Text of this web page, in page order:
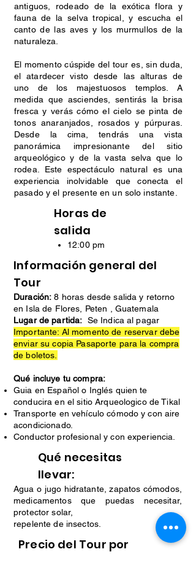
antiguos, rodeado de la exótica flora y
fauna de la selva tropical, y escucha el
canto de las aves y los murmullos de la
naturaleza.
El momento cúspide del tour es, sin duda,
el atardecer visto desde las alturas de
uno de los majestuosos templos. A
medida que asciendes, sentirás la brisa
fresca y verás cómo el cielo se pinta de
tonos anaranjados, rosados y púrpuras.
Desde la cima, tendrás una vista
panorámica impresionante del sitio
arqueológico y de la vasta selva que lo
rodea. Este espectáculo natural es una
experiencia inolvidable que conecta el
pasado y el presente en un solo instante.
Horas de
salida
12:00 pm
Información general del
Tour
Duración: 8 horas desde salida y retorno
en Isla de Flores, Peten , Guatemala
Lugar de partida: Se Indica al pagar
Importante: Al momento de reservar debe
enviar su copia Pasaporte para la compra
de boletos.
Qué incluye tu compra:
Guia en Español o Inglés quien te
conducira en el sitio Arqueologico de Tikal
Transporte en vehículo cómodo y con aire
acondicionado.
Conductor profesional y con experiencia.
Qué necesitas
llevar:
Agua o jugo hidratante, zapatos cómodos,
medicamentos que puedas necesitar,
protector solar,
repelente de insectos.
Precio del Tour por